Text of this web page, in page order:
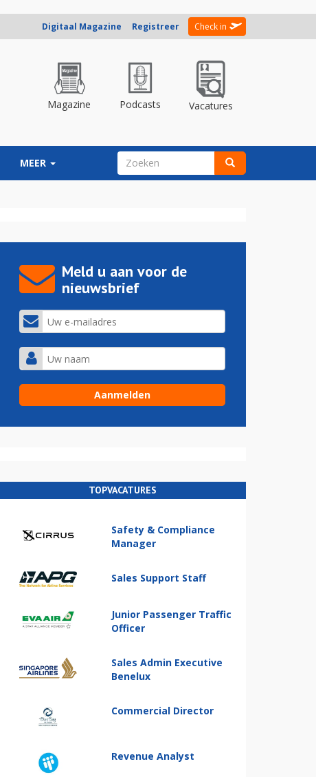
Digitaal Magazine Registreer Check in
Magazine Podcasts Vacatures
MEER ZOEKVELD
Meld u aan voor de
nieuwsbrief
TOPVACATURES
Safety & Compliance
Manager
Sales Support Staff
Junior Passenger Traffic
Officer
Sales Admin Executive
Benelux
Commercial Director
Revenue Analyst